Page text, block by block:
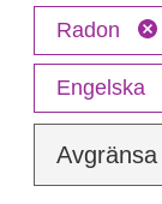
Radon
Engelska